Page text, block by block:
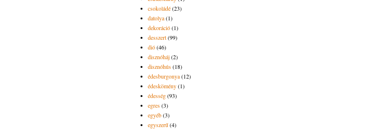
csokoládé(23)
datolya(1)
dekoráció(1)
desszert(99)
dió(46)
disznóháj(2)
disznóhús(18)
édesburgonya(12)
édeskömény(1)
édesség(93)
egres(3)
egyéb(3)
egyszerű(4)